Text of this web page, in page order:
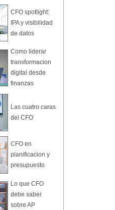
CFO spotlight:
IPA y visibilidad
de datos
Como liderar
transformacion
digital desde
finanzas
Las cuatro caras
del CFO
CFO en
planificacion y
presupuesto
Lo que CFO
debe saber
sobre AP